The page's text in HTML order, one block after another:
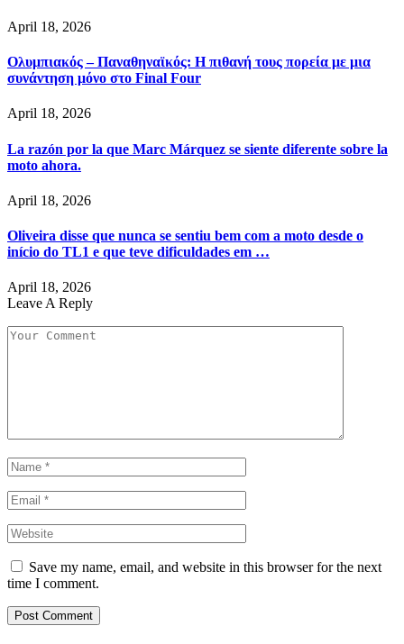
April 18, 2026
Ολυμπιακός – Παναθηναϊκός: Η πιθανή τους πορεία με μια
συνάντηση μόνο στο Final Four
April 18, 2026
La razón por la que Marc Márquez se siente diferente sobre la
moto ahora.
April 18, 2026
Oliveira disse que nunca se sentiu bem com a moto desde o
início do TL1 e que teve dificuldades em …
April 18, 2026
Leave A Reply
Save my name, email, and website in this browser for the next
time I comment.